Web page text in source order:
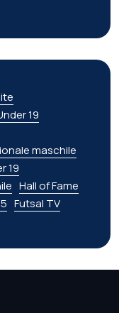
19
maschile
19
Hall of Fame
Futsal TV